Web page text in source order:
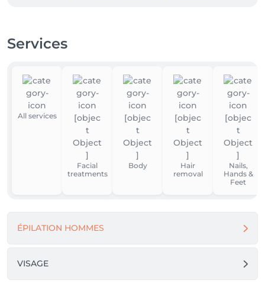
Profitez de ce moment qui n'appartient qu'à vous. À
Services
All services
Facial
treatments
Body
Hair
removal
Nails,
Hands &
Feet
ÉPILATION HOMMES
VISAGE